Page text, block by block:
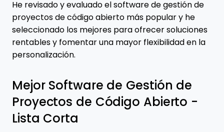
He revisado y evaluado el software de gestión de
proyectos de código abierto más popular y he
seleccionado los mejores para ofrecer soluciones
rentables y fomentar una mayor flexibilidad en la
personalización.
Mejor Software de Gestión de
Proyectos de Código Abierto -
Lista Corta